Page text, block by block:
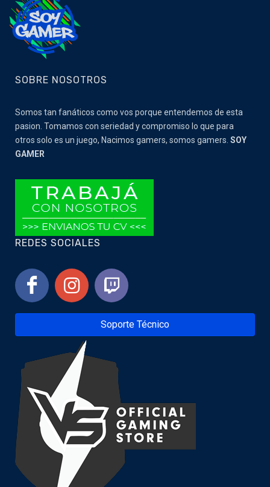
SOBRE NOSOTROS
Somos tan fanáticos como vos porque entendemos de esta
pasion. Tomamos con seriedad y compromiso lo que para
otros solo es un juego, Nacimos gamers, somos gamers. SOY
GAMER
REDES SOCIALES
Soporte Técnico